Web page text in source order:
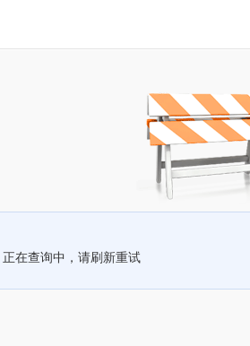
正在查询中，请刷新重试